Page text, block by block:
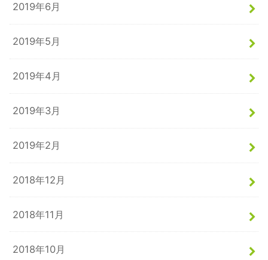
2019年6月
2019年5月
2019年4月
2019年3月
2019年2月
2018年12月
2018年11月
2018年10月